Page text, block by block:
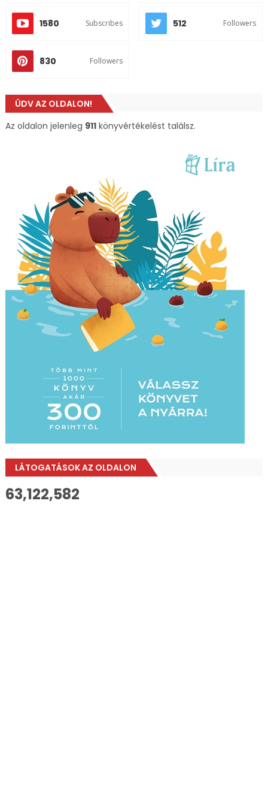
1580 Subscribes 512 Followers
830 Followers
ÜDV AZ OLDALON!
Az oldalon jelenleg 911könyvértékelést találsz.
LÁTOGATÁSOK AZ OLDALON
63,122,582